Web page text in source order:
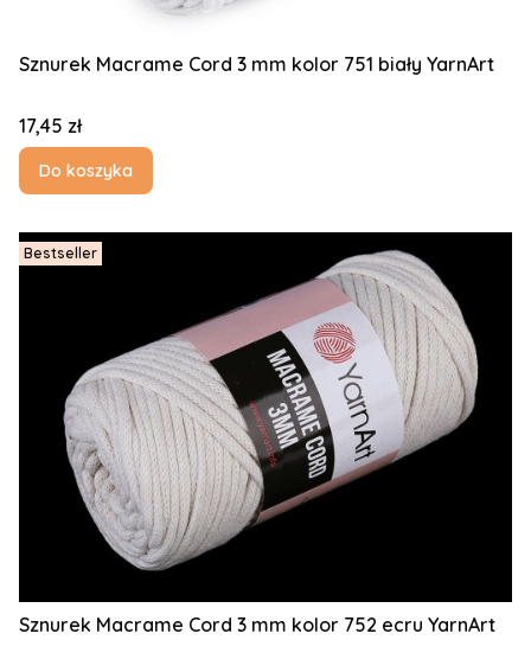
Sznurek Macrame Cord 3 mm kolor 751 biały YarnArt
Cena
17,45 zł
Do koszyka
Bestseller
Sznurek Macrame Cord 3 mm kolor 752 ecru YarnArt